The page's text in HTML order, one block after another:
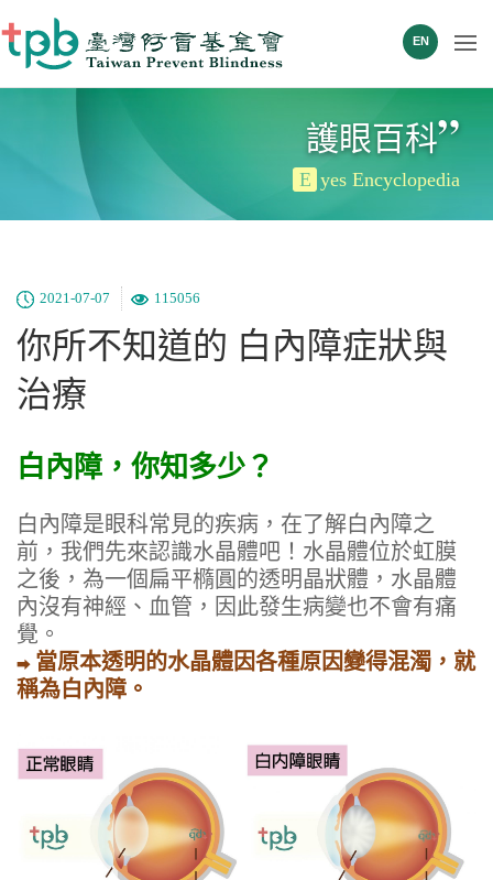
EN
護眼百科”
E yes Encyclopedia
2021-07-07 115056
你所不知道的 白內障症狀與
治療
白內障，你知多少？
白內障是眼科常見的疾病，在了解白內障之
前，我們先來認識水晶體吧！水晶體位於虹膜
之後，為一個扁平橢圓的透明晶狀體，水晶體
內沒有神經、血管，因此發生病變也不會有痛
覺。
➡ 當原本透明的水晶體因各種原因變得混濁，就
稱為白內障。